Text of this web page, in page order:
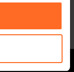
bestel
bedrag